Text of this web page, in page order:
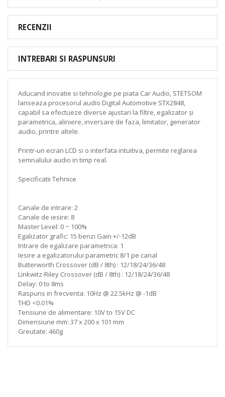
RECENZII
INTREBARI SI RASPUNSURI
Aducand inovatie si tehnologie pe piata Car Audio, STETSOM
lanseaza procesorul audio Digital Automotive STX2848,
capabil sa efectueze diverse ajustari la filtre, egalizator și
parametrica, aliniere, inversare de faza, limitator, generator
audio, printre altele.
Printr-un ecran LCD si o interfata intuitiva, permite reglarea
semnalului audio in timp real.
Specificatii Tehnice
Canale de intrare: 2
Canale de iesire: 8
Master Level: 0 ~ 100%
Egalizator grafic: 15 benzi Gain +/-12dB
Intrare de egalizare parametrica: 1
Iesire a egalizatorului parametric 8/1 pe canal
Butterworth Crossover (dB / 8th) : 12/18/24/36/48
Linkwitz-Riley Crossover (dB / 8th) : 12/18/24/36/48
Delay: 0 to 8ms
Raspuns in frecventa: 10Hz @ 22.5kHz @ -1dB
THD <0.01%
Tensiune de alimentare: 10V to 15V DC
Dimensiune mm: 37 x 200 x 101 mm
Greutate: 460g